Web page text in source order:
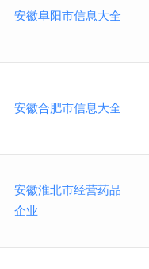
安徽阜阳市信息大全
安徽合肥市信息大全
安徽淮北市经营药品
企业